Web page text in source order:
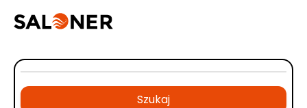
Szukaj